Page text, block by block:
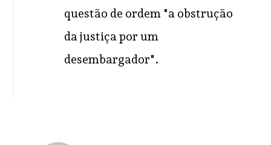
questão de ordem "a obstrução
da justiça por um
desembargador".